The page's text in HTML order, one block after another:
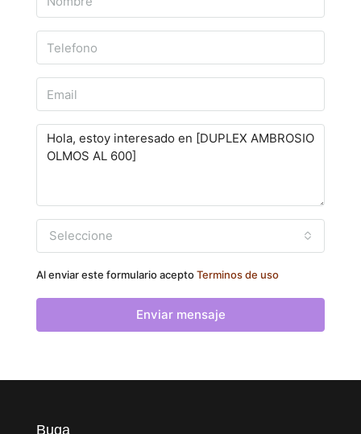
Seleccione
Al enviar este formulario aceptoTerminos de uso
Enviar mensaje
Buga